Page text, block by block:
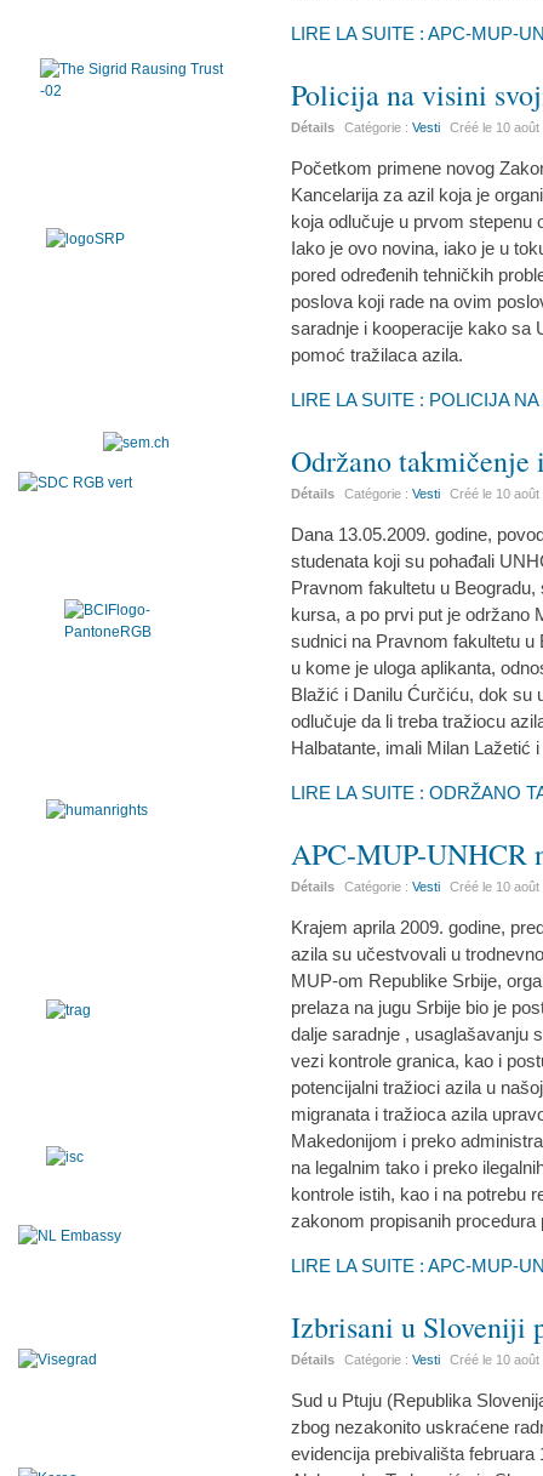
LIRE LA SUITE : APC-MUP-
Policija na visini
Détails Catégorie :Vesti Créé le 10 août
Početkom primene novog
Kancelarija za azil koja je
koja odlučuje u prvom stepenu
Iako je ovo novina, iako je u
pored određenih tehničkih
poslova koji rade na ovim
saradnje i kooperacije kako sa
pomoć tražilaca azila.
LIRE LA SUITE : POLICIJA
Održano
Détails Catégorie :Vesti Créé le 10 août
Dana 13.05.2009. godine,
studenata koji su pohađali
Pravnom fakultetu u
kursa, a po prvi put je održano
sudnici na Pravnom fakultetu u
u kome je uloga aplikanta,
Blažić i Danilu Ćurčiću, dok su
odlučuje da li treba tražiocu
Halbatante, imali Milan Lažetić
LIRE LA SUITE : ODRŽANO
APC-MUP-UNHCR
Détails Catégorie :Vesti Créé le 10 août
Krajem aprila 2009. godine,
azila su učestvovali u
MUP-om Republike Srbije,
prelaza na jugu Srbije bio je
dalje saradnje , usaglašavanju
vezi kontrole granica, kao i
potencijalni tražioci azila u
migranata i tražioca azila
Makedonijom i preko
na legalnim tako i preko
kontrole istih, kao i na potrebu
zakonom propisanih
LIRE LA SUITE : APC-MUP-
Izbrisani u Sloveniji
Détails Catégorie :Vesti Créé le 10 août
Sud u Ptuju (Republika
zbog nezakonito uskraćene
evidencija prebivališta februara